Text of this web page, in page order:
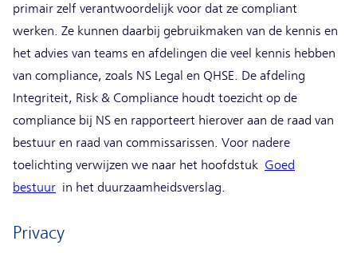
primair zelf verantwoordelijk voor dat ze compliant
werken. Ze kunnen daarbij gebruikmaken van de kennis en
het advies van teams en afdelingen die veel kennis hebben
van compliance, zoals NS Legal en QHSE. De afdeling
Integriteit, Risk & Compliance houdt toezicht op de
compliance bij NS en rapporteert hierover aan de raad van
bestuur en raad van commissarissen. Voor nadere
toelichting verwijzen we naar het hoofdstuk Goed
bestuur in het duurzaamheidsverslag.
Privacy